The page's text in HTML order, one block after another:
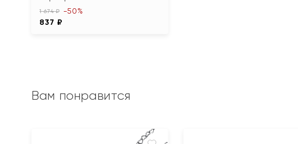
1 674 ₽
837 ₽
-50%
Вам понравится